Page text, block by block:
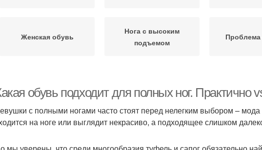
Женская обувь
Нога с высоким
подъемом
Проблема
обувь подходит для полных ног. Практично
с полными ногами часто стоят перед нелегким выбором –
на ноге или выглядит некрасиво, а подходящее слишком